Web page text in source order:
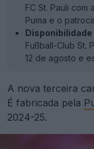
FC St. Pauli
Puma e o
Disponibilidade
Fußball-Club St.
12 de agosto e
A nova terceira
É fabricada pela
2024-25.